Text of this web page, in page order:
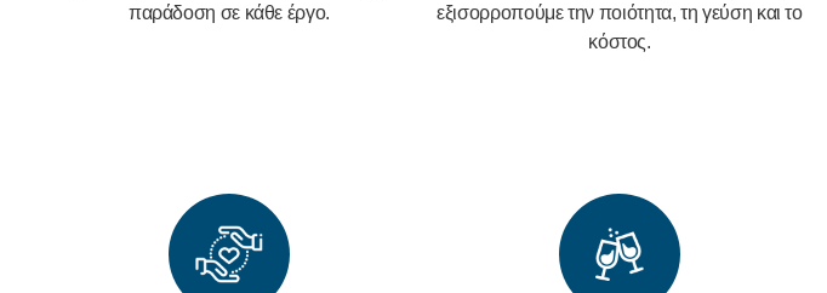
παράδοση σε κάθε έργο.
εξισορροπούμε την ποιότητα, τη γεύση και το
κόστος.